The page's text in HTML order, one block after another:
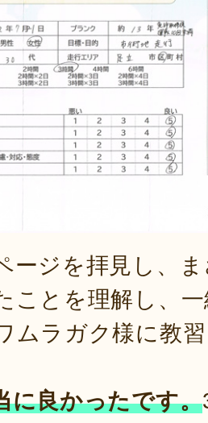
ージを拝見し、
ことを理解し、
ムラガク様に教
に良かったです。